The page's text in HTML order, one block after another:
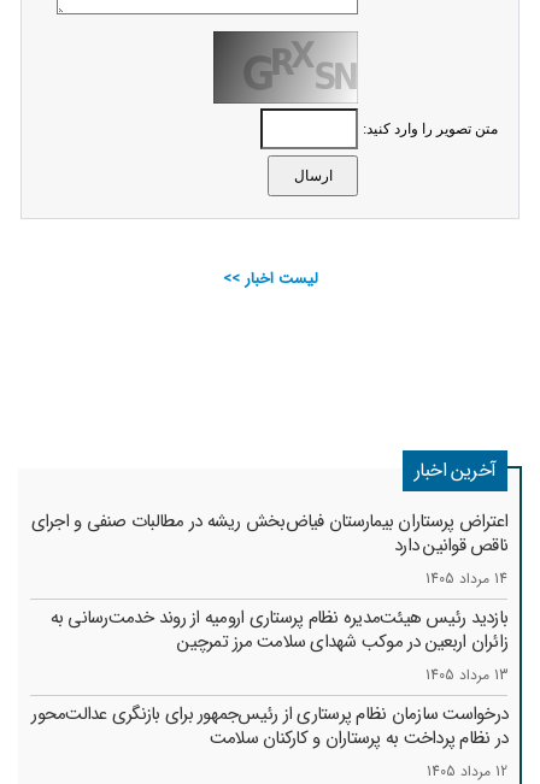
متن تصویر را وارد کنید:
لیست اخبار >>
آخرین اخبار
اعتراض پرستاران بیمارستان فیاض‌بخش ریشه در مطالبات صنفی و اجرای
ناقص قوانین دارد
14 مرداد 1405
بازدید رئیس هیئت‌مدیره نظام پرستاری ارومیه از روند خدمت‌رسانی به
زائران اربعین در موکب شهدای سلامت مرز تمرچین
13 مرداد 1405
درخواست سازمان نظام پرستاری از رئیس‌جمهور برای بازنگری عدالت‌محور
در نظام پرداخت به پرستاران و کارکنان سلامت
12 مرداد 1405